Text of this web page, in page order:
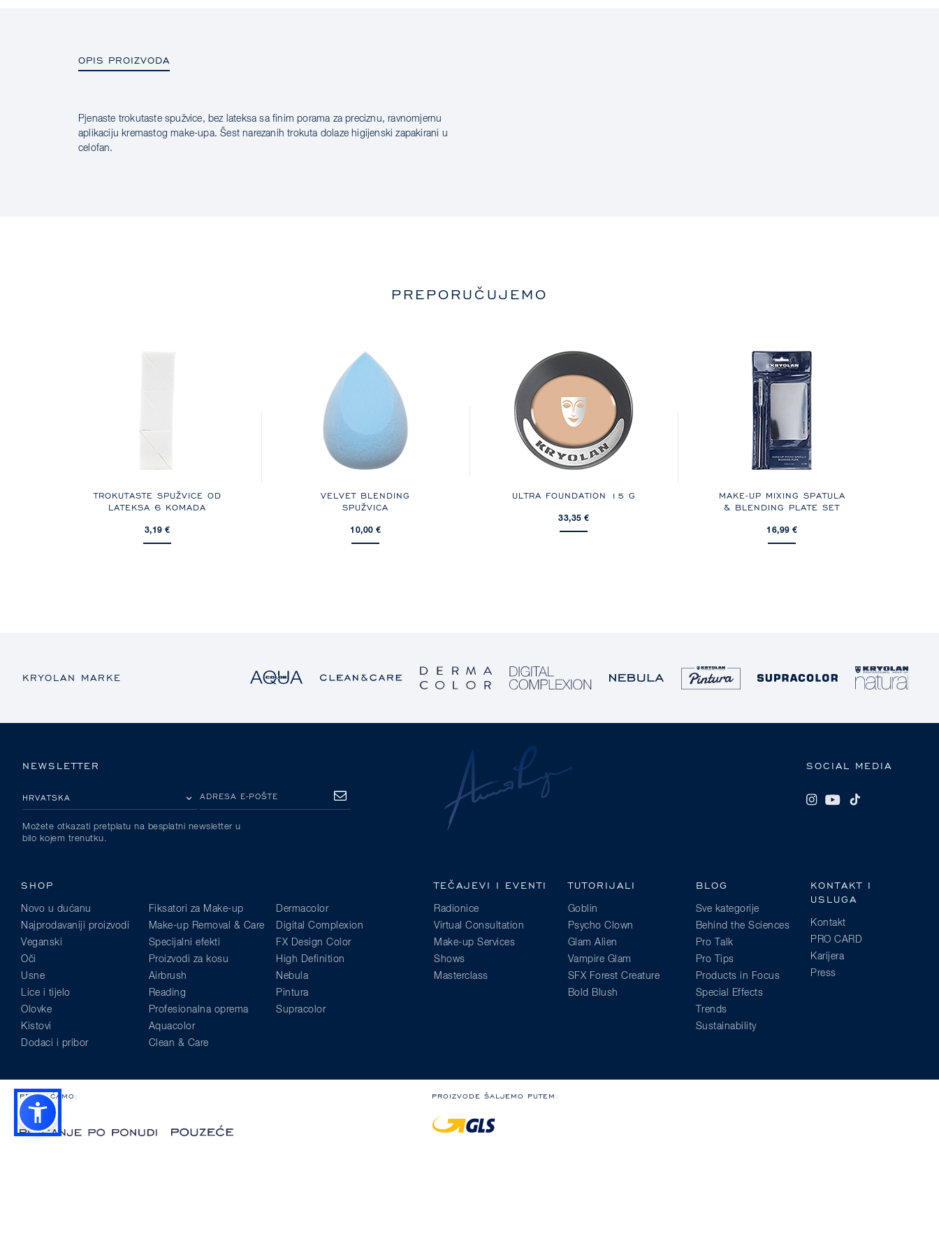
OPIS PROIZVODA
OPIS PROIZVODA
Pjenaste trokutaste spužvice, bez lateksa sa finim porama za preciznu, ravnomjernu
aplikaciju kremastog make-upa. Šest narezanih trokuta dolaze higijenski zapakirani u
celofan.
PREPORUČUJEMO
TROKUTASTE SPUŽVICE OD
LATEKSA 6 KOMADA
3,19 €
VELVET BLENDING
SPUŽVICA
10,00 €
ULTRA FOUNDATION 15 G
33,35 €
MAKE-UP MIXING SPATULA
& BLENDING PLATE SET
16,99 €
KRYOLAN MARKE
SOCIAL MEDIA
NEWSLETTER
ADRESA E-POŠTE
PRETPLATA
Možete otkazati pretplatu na besplatni newsletter u
bilo kojem trenutku.
SHOP
Novo u dućanu
Najprodavaniji proizvodi
Veganski
Oči
Usne
Lice i tijelo
Olovke
Kistovi
Dodaci i pribor
Fiksatori za Make-up
Make-up Removal & Care
Specijalni efekti
Proizvodi za kosu
Airbrush
Reading
Profesionalna oprema
Aquacolor
Clean & Care
Dermacolor
Digital Complexion
FX Design Color
High Definition
Nebula
Pintura
Supracolor
TEČAJEVI I EVENTI
Radionice
Virtual Consultation
Make-up Services
Shows
Masterclass
TUTORIJALI
Goblin
Psycho Clown
Glam Alien
Vampire Glam
SFX Forest Creature
Bold Blush
BLOG
Sve kategorije
Behind the Sciences
Pro Talk
Pro Tips
Products in Focus
Special Effects
Trends
Sustainability
KONTAKT I
USLUGA
Kontakt
PRO CARD
Karijera
Press
PRIHVAĆAMO: PROIZVODE ŠALJEMO PUTEM: